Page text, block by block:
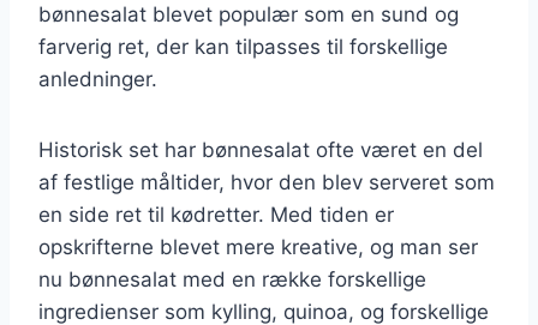
bønnesalat blevet populær som en sund og
farverig ret, der kan tilpasses til forskellige
anledninger.
Historisk set har bønnesalat ofte været en del
af festlige måltider, hvor den blev serveret som
en side ret til kødretter. Med tiden er
opskrifterne blevet mere kreative, og man ser
nu bønnesalat med en række forskellige
ingredienser som kylling, quinoa, og forskellige